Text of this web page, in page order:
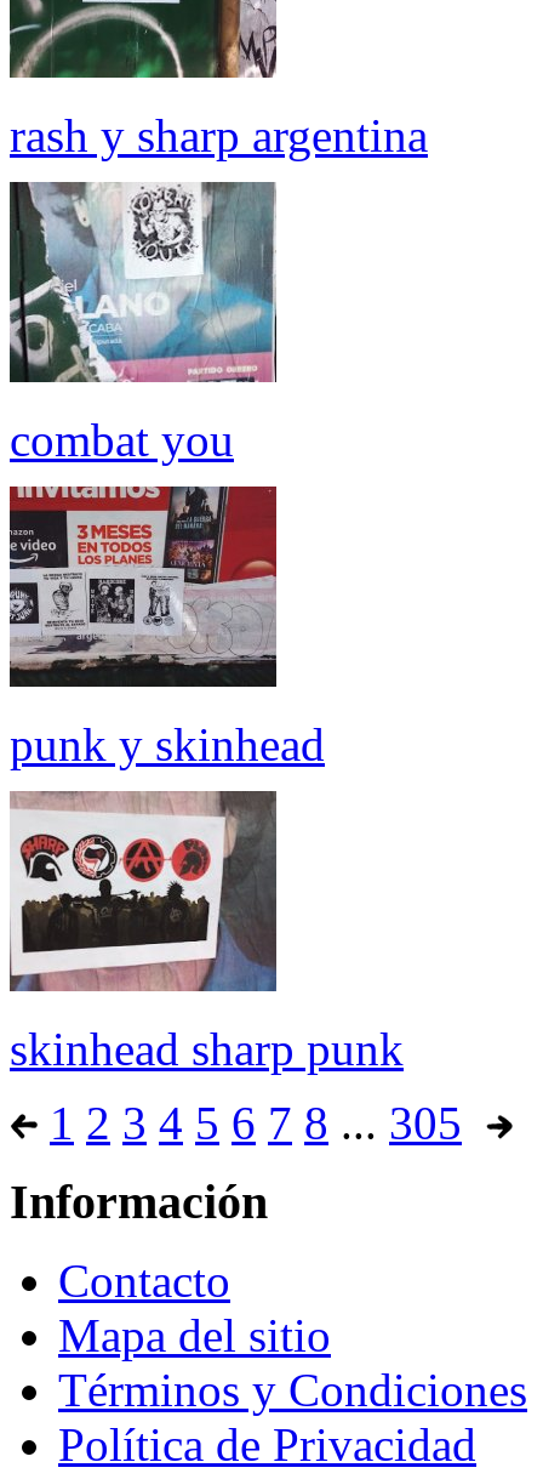
rash y sharp argentina
combat you
punk y skinhead
skinhead sharp punk
1 2 3 4 5 6 7 8 ... 305
Información
Contacto
Mapa del sitio
Términos y Condiciones
Política de Privacidad